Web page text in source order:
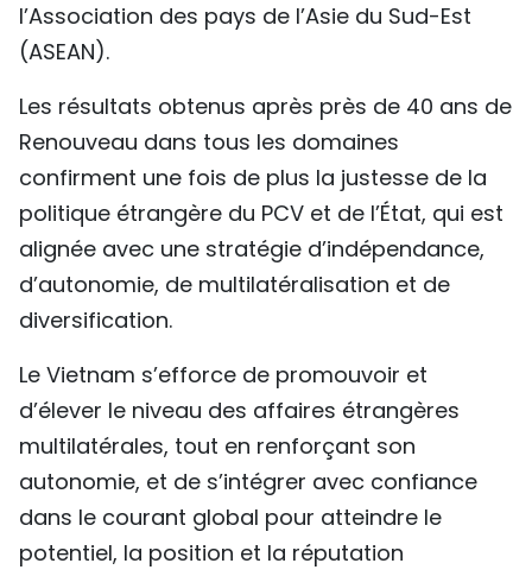
l’Association des pays de l’Asie du Sud-Est
(ASEAN).
Les résultats obtenus après près de 40 ans de
Renouveau dans tous les domaines
confirment une fois de plus la justesse de la
politique étrangère du PCV et de l’État, qui est
alignée avec une stratégie d’indépendance,
d’autonomie, de multilatéralisation et de
diversification.
Le Vietnam s’efforce de promouvoir et
d’élever le niveau des affaires étrangères
multilatérales, tout en renforçant son
autonomie, et de s’intégrer avec confiance
dans le courant global pour atteindre le
potentiel, la position et la réputation